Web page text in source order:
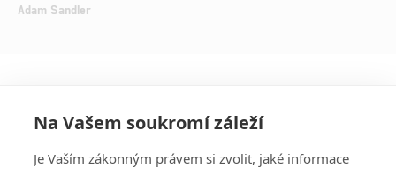
Adam Sandler
Na Vašem soukromí záleží
Je Vaším zákonným právem si zvolit, jaké informace